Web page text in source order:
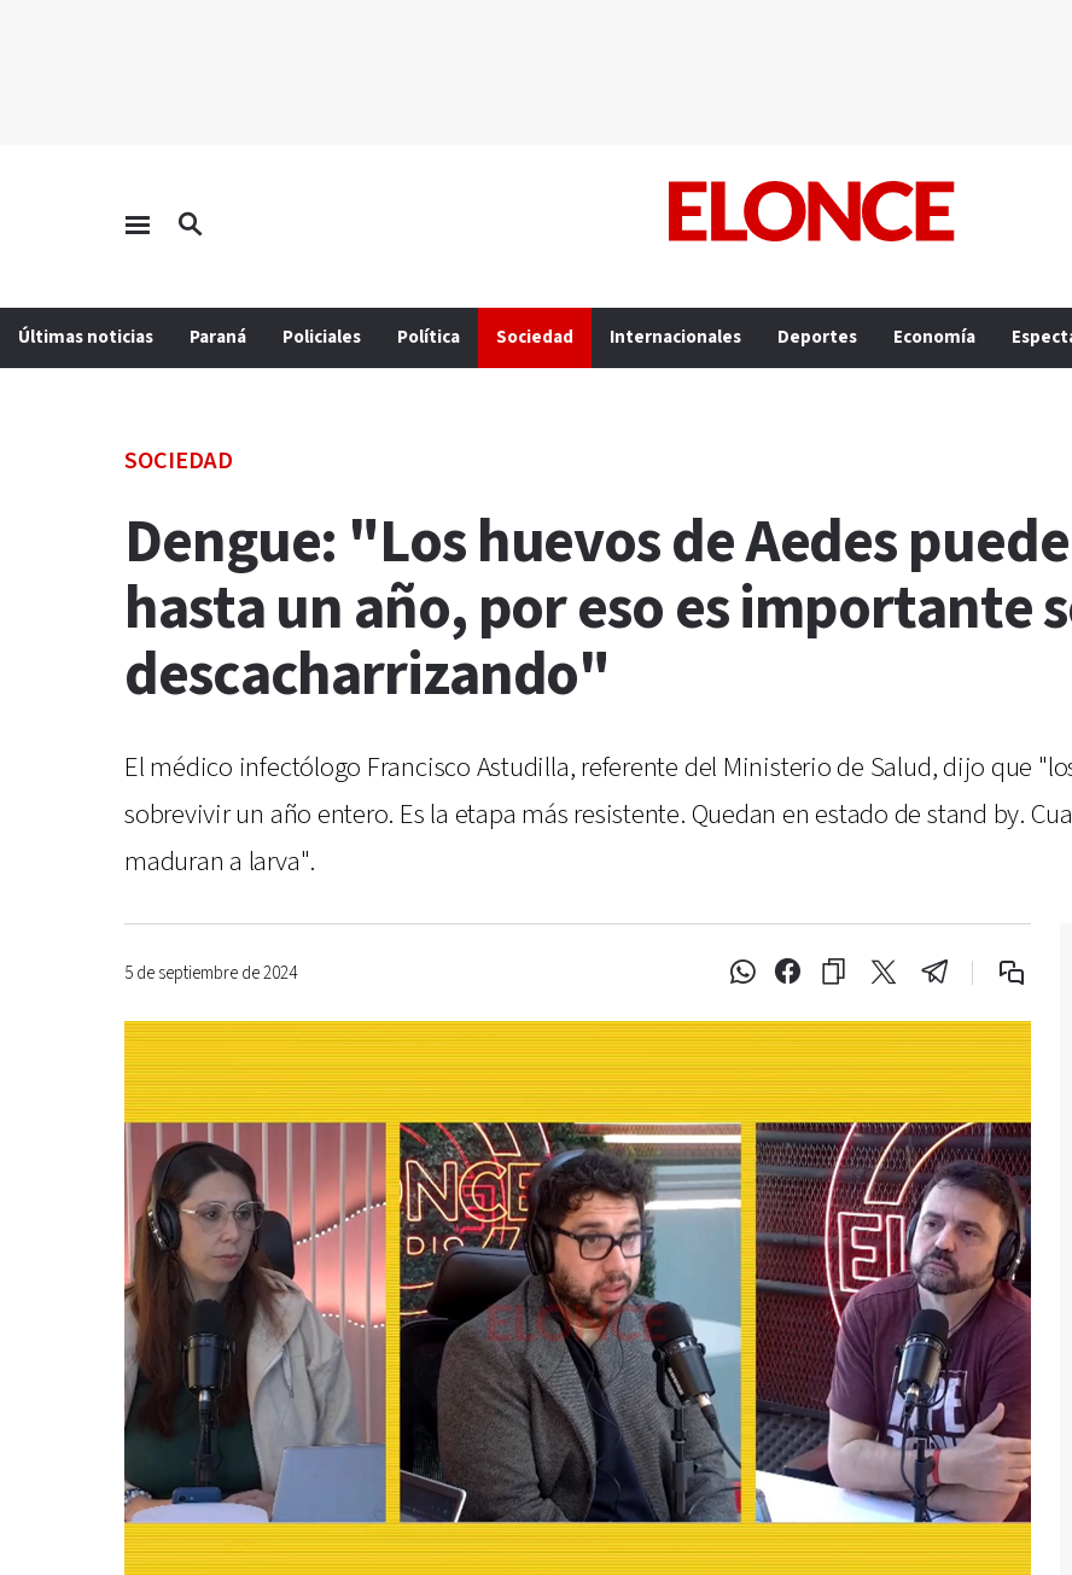
Últimas noticias Paraná Policiales Política Sociedad Internacionales Deportes Economía
SOCIEDAD
Dengue: "Los huevos de Aedes
hasta un año, por eso es importante
descacharrizando"
El médico infectólogo Francisco Astudilla, referente del Ministerio de Salud, dijo que
sobrevivir un año entero. Es la etapa más resistente. Quedan en estado de stand by.
maduran a larva".
5 de septiembre de 2024